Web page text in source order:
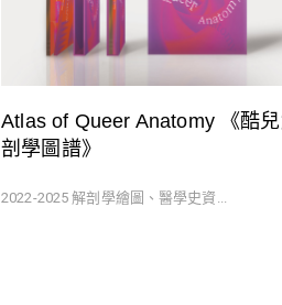
Atlas of Queer Anatomy 《酷
剖學圖譜》
2022-2025 解剖學繪圖、醫學史資...